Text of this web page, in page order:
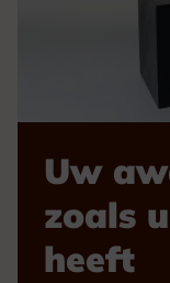
Uw
zoals
heeft